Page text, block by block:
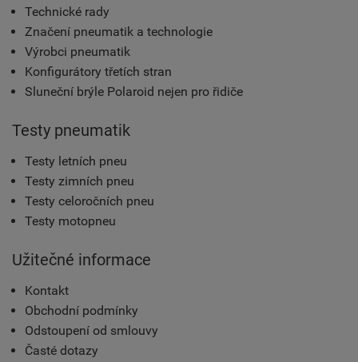
Technické rady
Značení pneumatik a technologie
Výrobci pneumatik
Konfigurátory třetích stran
Sluneční brýle Polaroid nejen pro řidiče
Testy pneumatik
Testy letních pneu
Testy zimních pneu
Testy celoročních pneu
Testy motopneu
Užitečné informace
Kontakt
Obchodní podmínky
Odstoupení od smlouvy
Časté dotazy